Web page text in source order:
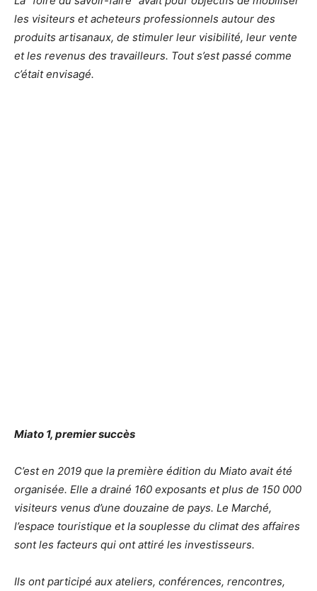
les visiteurs et acheteurs professionnels autour des
produits artisanaux, de stimuler leur visibilité, leur vente
et les revenus des travailleurs. Tout s’est passé comme
c’était envisagé.
Miato 1, premier succès
C’est en 2019 que la première édition du Miato avait été
organisée. Elle a drainé 160 exposants et plus de 150 000
visiteurs venus d’une douzaine de pays. Le Marché,
l’espace touristique et la souplesse du climat des affaires
sont les facteurs qui ont attiré les investisseurs.
Ils ont participé aux ateliers, conférences, rencontres,